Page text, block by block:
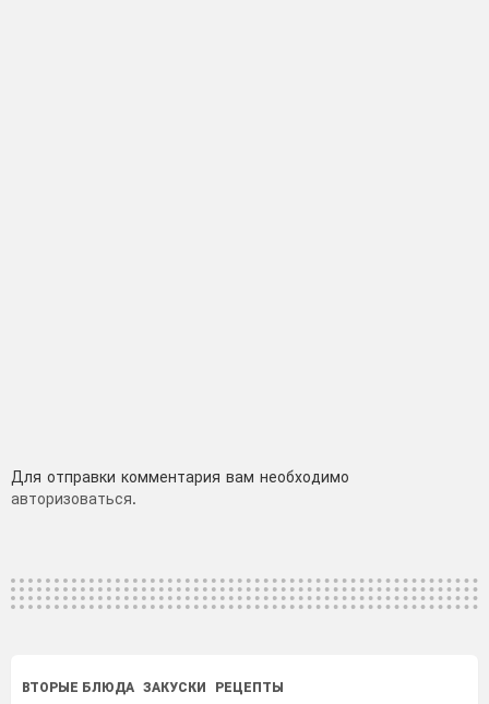
Добавить
комментарий
Для отправки комментария вам необходимо
авторизоваться.
ВТОРЫЕ БЛЮДА ЗАКУСКИ РЕЦЕПТЫ